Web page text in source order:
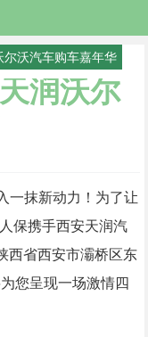
沃汽车购车嘉年华
润沃尔
抹新动力！为了让
保携手西安天润汽
西省西安市灞桥区东
您呈现一场激情四